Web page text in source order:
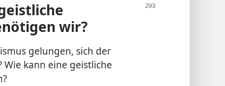
wir?
gelungen, sich der
kann eine geistliche